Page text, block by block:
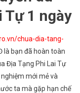
Tự 1 ngày
chua-dia-tang-
là bạn đã hoàn toàn
Địa Tạng Phi Lai Tự
mới mẻ và
ta mà gặp hạn chế